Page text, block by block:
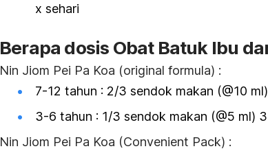
x sehari
Berapa dosis Obat Batuk Ibu
Nin Jiom Pei Pa Koa (original formula) :
7-12 tahun : 2/3 sendok makan (@10
3-6 tahun : 1/3 sendok makan (@5 ml)
Nin Jiom Pei Pa Koa (Convenient Pack) :